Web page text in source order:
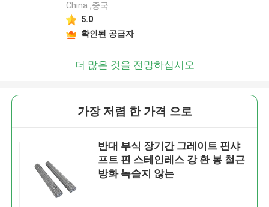
China ,중국
5.0
확인된 공급자
더 많은 것을 전망하십시오
가장 저렴 한 가격 으로
반대 부식 장기간 그레이트 핀샤
프트 핀 스테인레스 강 환 봉 철근
방화 녹슬지 않는